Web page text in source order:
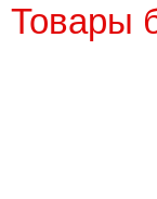
Товары